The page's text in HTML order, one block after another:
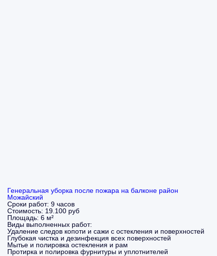
Генеральная уборка после пожара на балконе район
Можайский
Сроки работ: 9 часов
Стоимость: 19.100 руб
Площадь: 6 м²
Виды выполненных работ:
Удаление следов копоти и сажи с остекления и поверхностей
Глубокая чистка и дезинфекция всех поверхностей
Мытье и полировка остекления и рам
Протирка и полировка фурнитуры и уплотнителей